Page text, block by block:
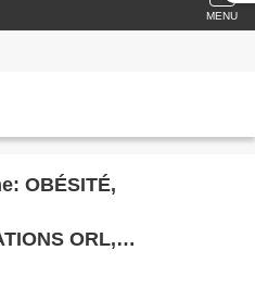
MENU
OBÉSITÉ,
ORL,